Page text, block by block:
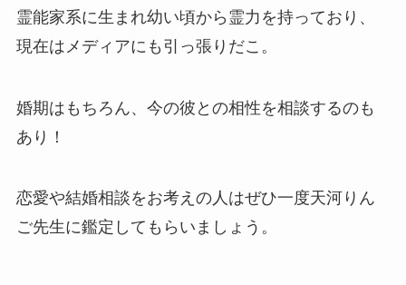
霊能家系に生まれ幼い頃から霊力を持っており、
現在はメディアにも引っ張りだこ。
婚期はもちろん、今の彼との相性を相談するのも
あり！
恋愛や結婚相談をお考えの人はぜひ一度天河りん
ご先生に鑑定してもらいましょう。